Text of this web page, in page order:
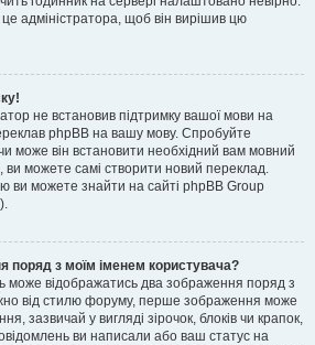
адміністратора, щоб він вирішив цю
не встановив підтримку вашої мови на
phpBB на вашу мову. Спробуйте
може він встановити необхідний вам мовний
ви можете самі створити новий переклад.
ви можете знайти на сайті phpBB Group
поряд з моїм іменем користувача?
може відображатись два зображення поряд з
від стилю форуму, перше зображення може
зазвичай у вигляді зірочок, блоків чи крапок,
ви написали або ваш статус на